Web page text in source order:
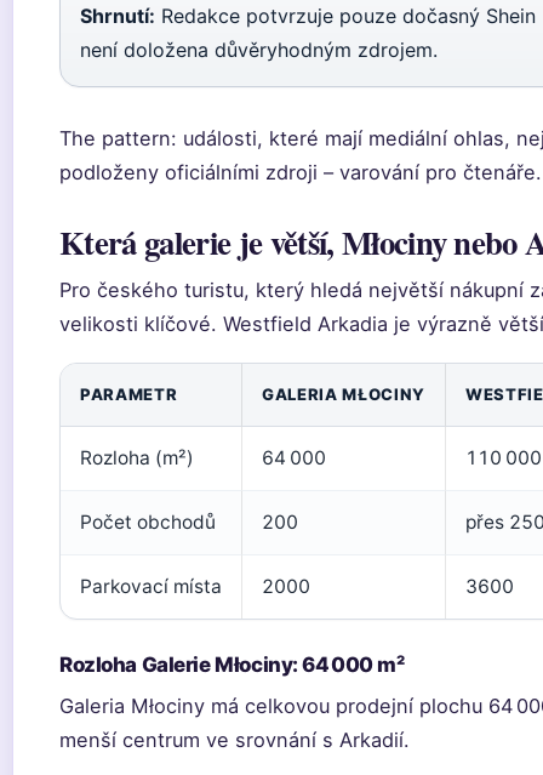
Shrnutí: Redakce potvrzuje pouze dočasný
není doložena důvěryhodným zdrojem.
The pattern: události, které mají mediální ohlas,
podloženy oficiálními zdroji – varování pro čtenáře.
Která galerie je větší, Młociny nebo
Pro českého turistu, který hledá největší nákupní
velikosti klíčové. Westfield Arkadia je výrazně
PARAMETR GALERIA MŁOCINY
Rozloha (m²) 64 000 110 000
Počet obchodů 200 přes
Parkovací místa 2000 3600
Rozloha Galerie Młociny: 64 000 m²
Galeria Młociny má celkovou prodejní plochu 64
menší centrum ve srovnání s Arkadií.